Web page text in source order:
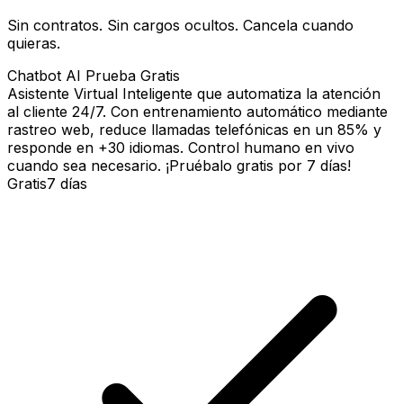
Sin contratos. Sin cargos ocultos. Cancela cuando
quieras.
Chatbot AI Prueba Gratis
Asistente Virtual Inteligente que automatiza la atención
al cliente 24/7. Con entrenamiento automático mediante
rastreo web, reduce llamadas telefónicas en un 85% y
responde en +30 idiomas. Control humano en vivo
cuando sea necesario. ¡Pruébalo gratis por 7 días!
Gratis7 días